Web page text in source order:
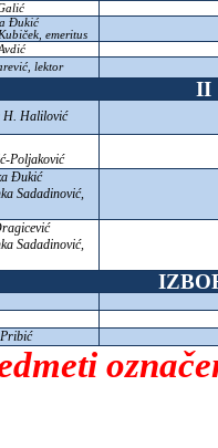
Đukić
emeritus
lektor
II
H. Halilović
Poljaković
Đukić
Sadadinović,
Sadadinović,